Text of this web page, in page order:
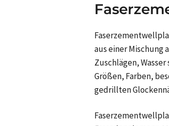
aus einer Mischung
Zuschlägen,
Größen, Farben,
gedrillten